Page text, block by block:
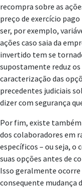
recompra sobre as
preço de exercício
ser, por exemplo,
ações caso saia da
invertido tem se
supostamente reduz
caracterização das
precedentes judiciais
dizer com segurança
Por fim, existe
dos colaboradores em
específicos – ou seja,
suas opções antes de
Isso geralmente
consequente mudança